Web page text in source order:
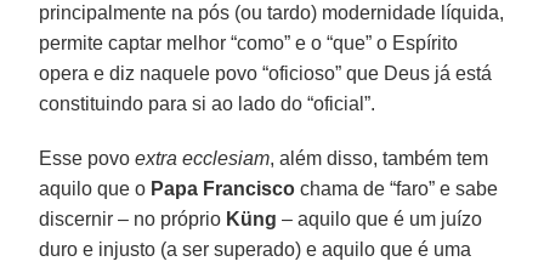
principalmente na pós (ou tardo) modernidade líquida,
permite captar melhor “como” e o “que” o Espírito
opera e diz naquele povo “oficioso” que Deus já está
constituindo para si ao lado do “oficial”.
Esse povoextra ecclesiam, além disso, também tem
aquilo que o Papa Francisco chama de “faro” e sabe
discernir – no próprio Küng – aquilo que é um juízo
duro e injusto (a ser superado) e aquilo que é uma